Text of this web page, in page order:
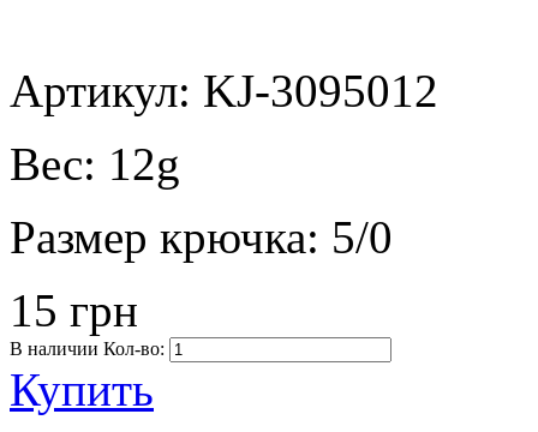
Артикул: KJ-3095012
Вес: 12g
Размер крючка: 5/0
15 грн
В наличии Кол-во:
Купить